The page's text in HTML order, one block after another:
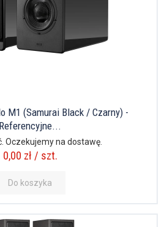
M1 (Samurai Black / Czarny) -
Referencyjne...
Oczekujemy na dostawę.
0,00 zł / szt.
Do koszyka